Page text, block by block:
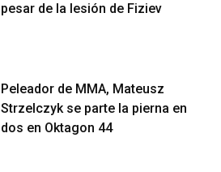
pesar de la lesión de Fiziev
Peleador de MMA, Mateusz
Strzelczyk se parte la pierna en
dos en Oktagon 44